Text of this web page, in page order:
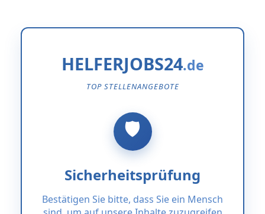
HELFERJOBS24
TOP STELLENANGEBOTE
Sicherheitsprüfung
Bestätigen Sie bitte, dass Sie ein Mensch